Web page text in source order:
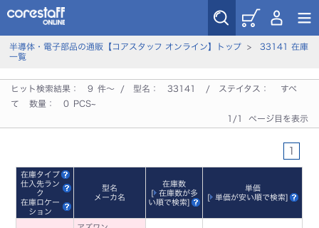
半導体・電子部品の通販【コアスタッフ オンライン】トップ>
33141 在庫
一覧
ヒット検索結果： 9 件～ / 型名： 33141 / ステイタス：
すべ
て
数量： 0 PCS~
1/1 ページ目を表示
1
在庫タイプ
仕入先ラン
ク
在庫ロケー
ション
型名
メーカ名
在庫数
[
在庫数が多
い順で検索]
単価
[
単価が安い順で検索]